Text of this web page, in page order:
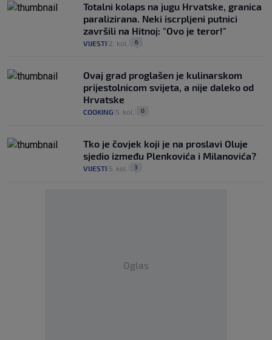
Totalni kolaps na jugu Hrvatske, granica
paralizirana. Neki iscrpljeni putnici
završili na Hitnoj: "Ovo je teror!"
VIJESTI 2. kol. 6
Ovaj grad proglašen je kulinarskom
prijestolnicom svijeta, a nije daleko od
Hrvatske
COOKING 5. kol. 0
Tko je čovjek koji je na proslavi Oluje
sjedio između Plenkovića i Milanovića?
VIJESTI 5. kol. 3
Oglas